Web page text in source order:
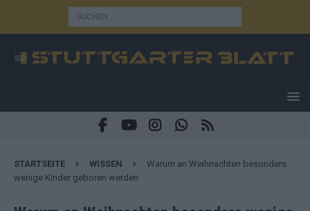
STARTSEITE WISSEN
Warum an Weihnachten besonders
wenige Kinder geboren werden